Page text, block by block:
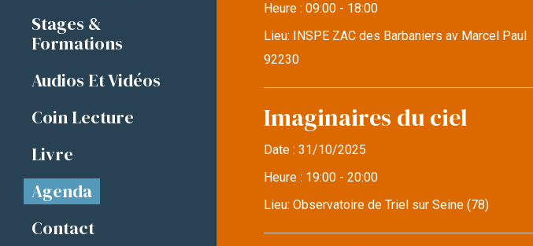
Stages &
Formations
Audios Et Vidéos
Coin Lecture
Livre
Agenda
Contact
Heure :09:00 - 18:00
Lieu:
INSPE ZAC des Barbaniers av Marcel Paul
92230
Imaginaires du ciel
Date :31/10/2025
Heure : 19:00 - 20:00
Lieu:Observatoire de Triel sur Seine (78)